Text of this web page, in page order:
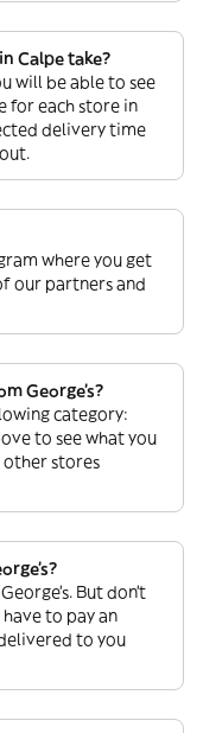
Calpe take?
will be able to see
for each store in
delivery time
where you get
our partners and
George's?
category:
to see what you
other stores
But don’t
to pay an
to you